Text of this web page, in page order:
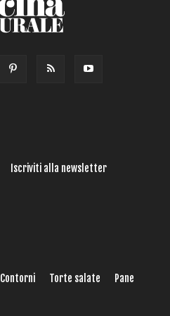
Iscriviti alla newsletter
Contorni Torte salate
Pane